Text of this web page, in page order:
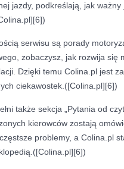
jazdy, podkreślają, jak
serwisu są porady
zobaczysz, jak rozwija się
Dzięki temu Colina.pl jest
ciekawostek.([Colina.pl][6])
także sekcja „Pytania od
kierowców zostają
problemy, a Colina.pl